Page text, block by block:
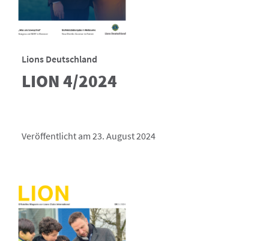
Lions Deutschland
LION 4/2024
Veröffentlicht am 23. August 2024